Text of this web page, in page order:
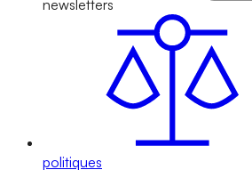
newsletters
politiques